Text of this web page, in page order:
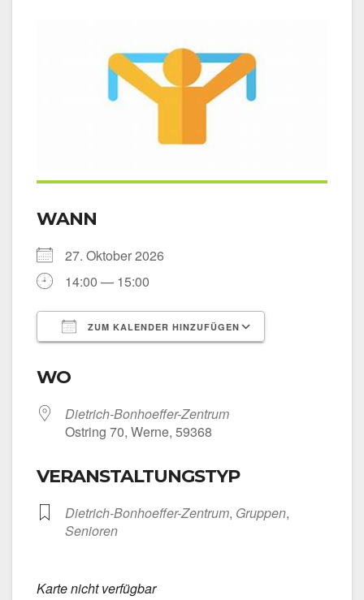
WANN
27. Okto­ber 2026
14:00 — 15:00
ZUM KALENDER HINZUFÜGEN
WO
Dietrich-Bonhoeffer-Zentrum
Ost­ring 70, Wer­ne, 59368
VERANSTALTUNGSTYP
Dietrich-Bonhoeffer-Zentrum, Grup­pen,
Senio­ren
Kar­te nicht ver­füg­bar